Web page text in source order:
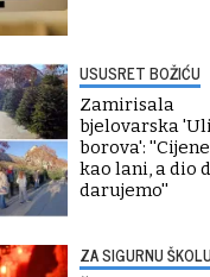
USUSRET BOŽIĆU
Zamirisala
bjelovarska
borova':
kao lani, a dio
darujemo''
ZA SIGURNU ŠKOLU